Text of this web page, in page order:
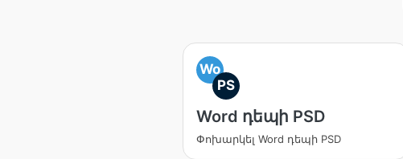
Wo
PS
Word դեպի PSD
Փոխարկել Word դեպի PSD